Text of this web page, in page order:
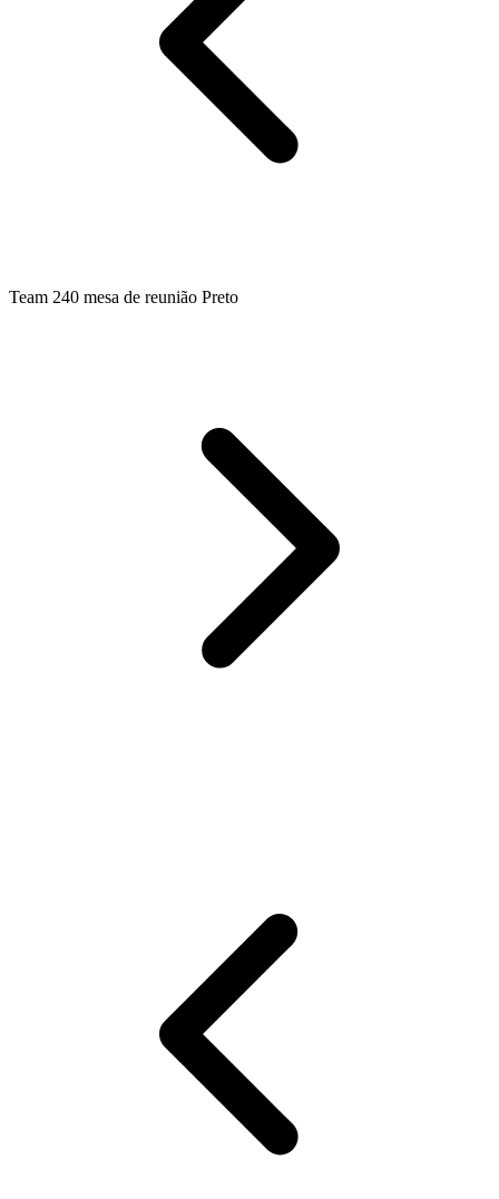
Team 240 mesa de reunião Preto